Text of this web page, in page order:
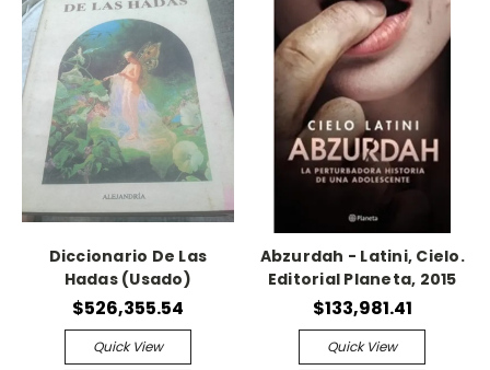
Diccionario De Las
Hadas (Usado)
$526,355.54
Quick View
Abzurdah - Latini, Cielo.
Editorial Planeta, 2015
$133,981.41
Quick View